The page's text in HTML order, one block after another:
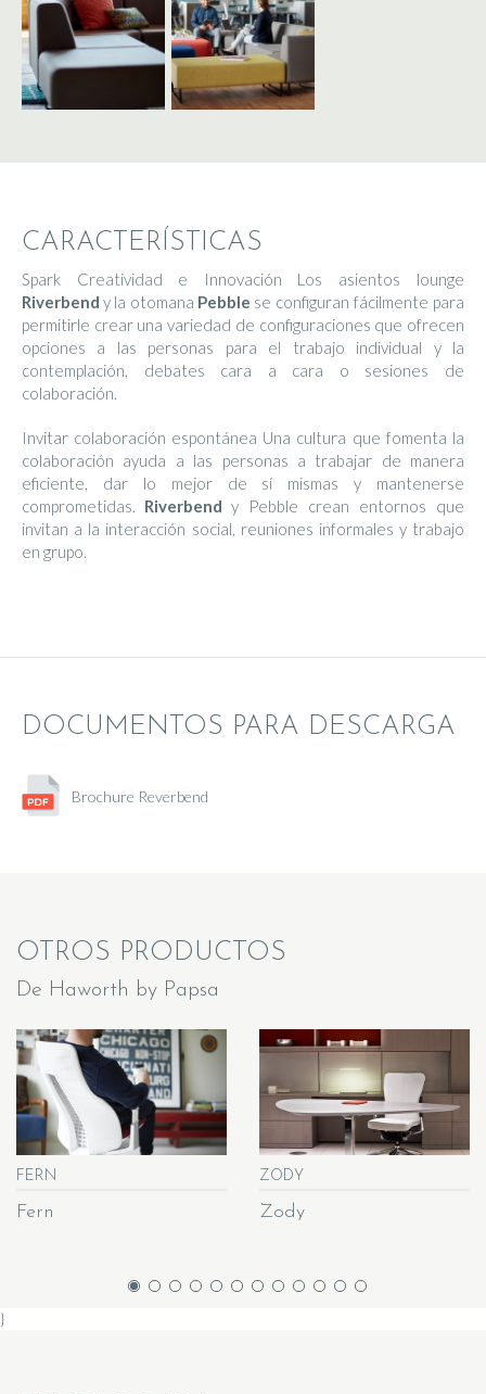
CARACTERÍSTICAS
Spark Creatividad e Innovación Los asientos lounge
Riverbend y la otomana Pebble se configuran fácilmente para
permitirle crear una variedad de configuraciones que ofrecen
opciones a las personas para el trabajo individual y la
contemplación, debates cara a cara o sesiones de
colaboración.
Invitar colaboración espontánea Una cultura que fomenta la
colaboración ayuda a las personas a trabajar de manera
eficiente, dar lo mejor de sí mismas y mantenerse
comprometidas. Riverbend y Pebble crean entornos que
invitan a la interacción social, reuniones informales y trabajo
en grupo.
DOCUMENTOS PARA DESCARGA
Brochure Reverbend
OTROS PRODUCTOS
De Haworth by Papsa
FERN
Fern
ZODY
Zody
}